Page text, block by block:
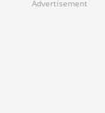
Advertisement